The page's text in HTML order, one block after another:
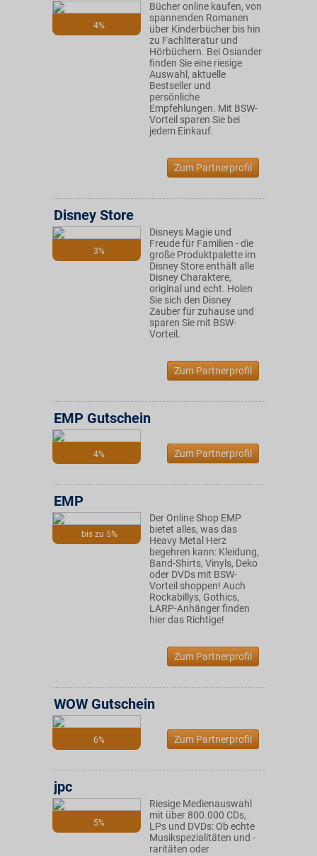
4%
Bücher online kaufen, von
spannenden Romanen
über Kinderbücher bis hin
zu Fachliteratur und
Hörbüchern. Bei Osiander
finden Sie eine riesige
Auswahl, aktuelle
Bestseller und
persönliche
Empfehlungen. Mit BSW-
Vorteil sparen Sie bei
jedem Einkauf.
Zum Partnerprofil
3%
Disney Store
Disneys Magie und
Freude für Familien - die
große Produktpalette im
Disney Store enthält alle
Disney Charaktere,
original und echt. Holen
Sie sich den Disney
Zauber für zuhause und
sparen Sie mit BSW-
Vorteil.
Zum Partnerprofil
4%
EMP Gutschein
Zum Partnerprofil
bis zu 5%
EMP
Der Online Shop EMP
bietet alles, was das
Heavy Metal Herz
begehren kann: Kleidung,
Band-Shirts, Vinyls, Deko
oder DVDs mit BSW-
Vorteil shoppen! Auch
Rockabillys, Gothics,
LARP-Anhänger finden
hier das Richtige!
Zum Partnerprofil
6%
WOW Gutschein
Zum Partnerprofil
5%
jpc
Riesige Medienauswahl
mit über 800.000 CDs,
LPs und DVDs: Ob echte
Musikspezialitäten und -
raritäten oder